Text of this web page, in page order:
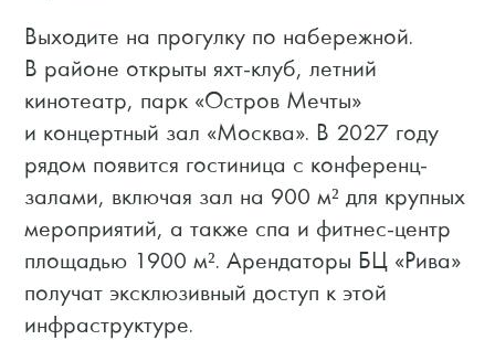
Выходите на прогулку по набережной.
В районе открыты яхт-клуб, летний
кинотеатр, парк «Остров Мечты»
и концертный зал «Москва». В 2027 году
рядом появится гостиница с конференц-
залами, включая зал на 900 м² для крупных
мероприятий, а также спа и фитнес-центр
площадью 1900 м². Арендаторы БЦ «Рива»
получат эксклюзивный доступ к этой
инфраструктуре.